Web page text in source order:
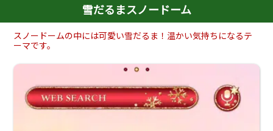
雪だるまスノードーム
スノードームの中には可愛い雪だるま！温かい気持ちになるテ
ーマです。